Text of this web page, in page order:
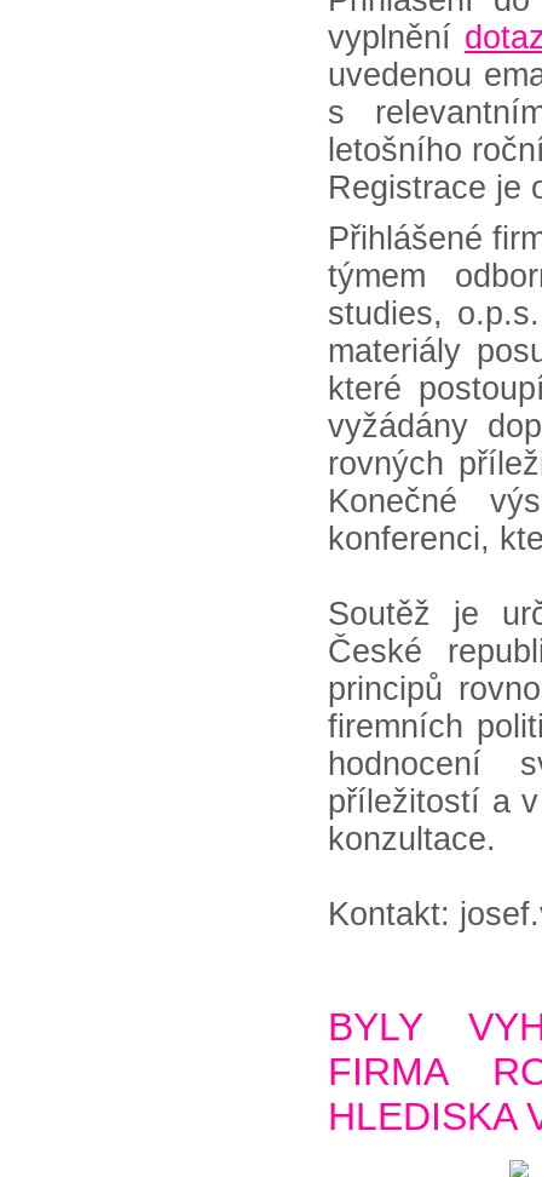
vyplnění
uvedenou
s
letošního
Registrace je
Přihlášené
týmem
studies,
materiály
které
vyžádány
rovných
Konečné
konferenci,
Soutěž je
České
principů
firemních
hodnocení
příležitostí a
konzultace.
Kontakt:
BYLY
FIRMA
HLEDISKA